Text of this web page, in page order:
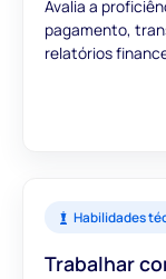
Avalia a
pagamento,
relatórios
Habilidades
Trabalhar